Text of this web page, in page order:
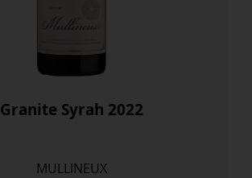
Granite Syrah 2022
MULLINEUX